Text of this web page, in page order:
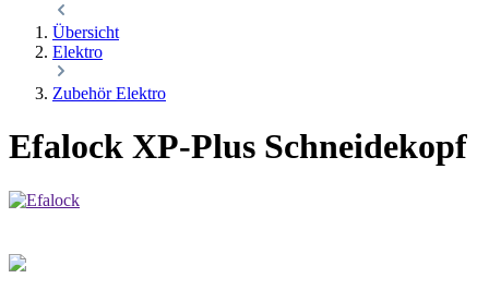
Übersicht
Elektro
Zubehör Elektro
Efalock XP-Plus Schneidekopf